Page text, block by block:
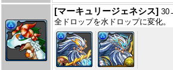
[マーキュリージェネシス]
全ドロップを水ドロップに変化。